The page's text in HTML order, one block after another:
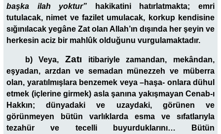
başka ilah yoktur”
hakikatini hatırlatmakta; emri
tutulacak, nimet ve fazilet umulacak, korkup kendisine
sığınılacak yegâne Zat olan Allah’ın dışında her şeyin ve
herkesin aciz bir mahlûk olduğunu vurgulamaktadır.
b) Veya,Zatı
itibariyle zamandan, mekândan,
eşyadan, arzdan ve semadan münezzeh ve müberra
olan, yaratılmışlara benzemek veya –haşa- onlara dühul
etmek (içlerine girmek) asla şanına yakışmayan Cenab-ı
Hakkın; dünyadaki ve uzaydaki, görünen ve
görünmeyen bütün varlıklarda esma ve sıfatlarıyla
tezahür ve tecelli buyurduklarını… Bütün